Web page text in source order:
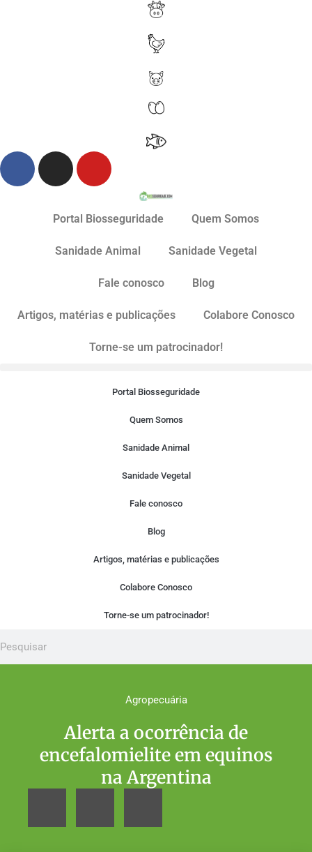
Portal Biosseguridade Quem Somos
Sanidade Animal Sanidade Vegetal
Fale conosco Blog
Artigos, matérias e publicações Colabore Conosco
Torne-se um patrocinador!
Portal Biosseguridade
Quem Somos
Sanidade Animal
Sanidade Vegetal
Fale conosco
Blog
Artigos, matérias e publicações
Colabore Conosco
Torne-se um patrocinador!
Agropecuária
Alerta a ocorrência de
encefalomielite em equinos
na Argentina